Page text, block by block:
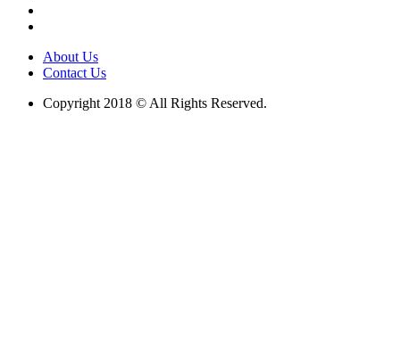
About Us
Contact Us
Copyright 2018 © All Rights Reserved.